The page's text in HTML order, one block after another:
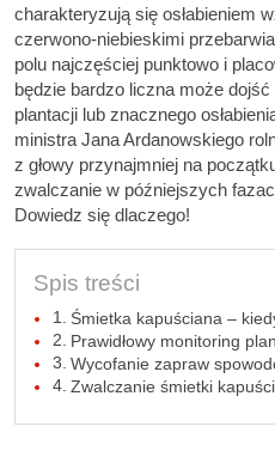
charakteryzują się osłabieniem
czerwono-niebieskimi
polu najczęściej punktowo i
będzie bardzo liczna może
plantacji lub znacznego
ministra Jana Ardanowskiego
z głowy przynajmniej na
zwalczanie w późniejszych
Dowiedz się dlaczego!
Spis treści
Śmietka kapuściana –
Prawidłowy monitoring
Wycofanie zapraw
Zwalczanie śmietki